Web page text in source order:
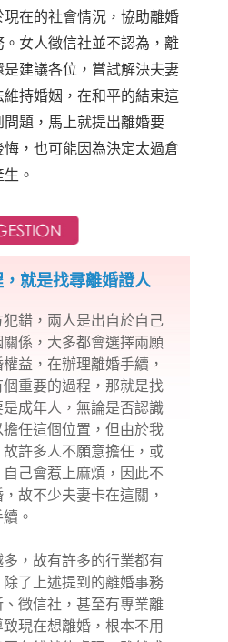
在的社會情況，協助離婚
女人徵信社並不認為，離
建議各位，嘗試解決夫妻
持婚姻，在和平的結束這
題，馬上就提出離婚要
，也可能因為決定太過倉
。
就是找尋離婚證人
錯，兩人是出自於自己
係，大多都會選擇兩願
益，在辦理離婚手續，
重要的過程，那就是找
成年人，無論是否認識
任這個位置，但由於我
許多人不願意擔任，或
己會惹上麻煩，因此不
故不少夫妻卡在這關，
。
，故有許多的行業都有
了上述提到的離婚事務
徵信社，甚至有專業離
現在想離婚，根本不用